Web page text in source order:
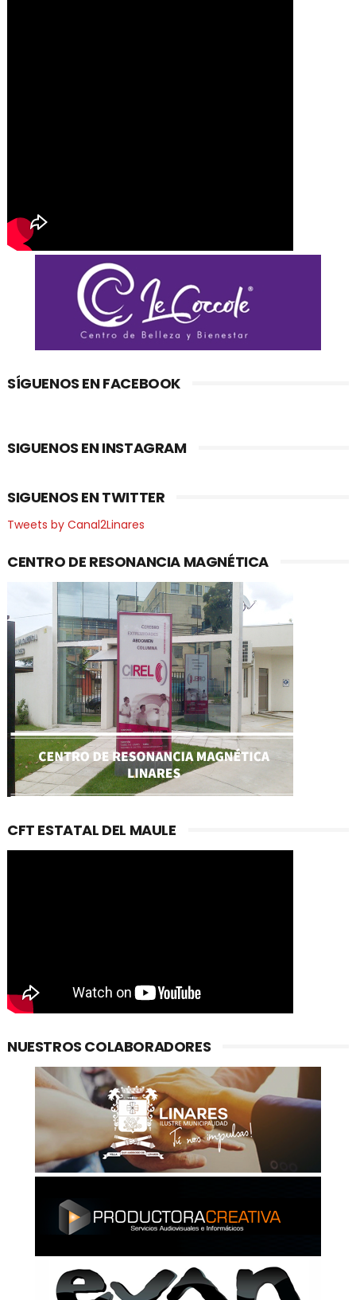
SÍGUENOS EN FACEBOOK
SIGUENOS EN INSTAGRAM
SIGUENOS EN TWITTER
Tweets by Canal2Linares
CENTRO DE RESONANCIA MAGNÉTICA
CFT ESTATAL DEL MAULE
NUESTROS COLABORADORES